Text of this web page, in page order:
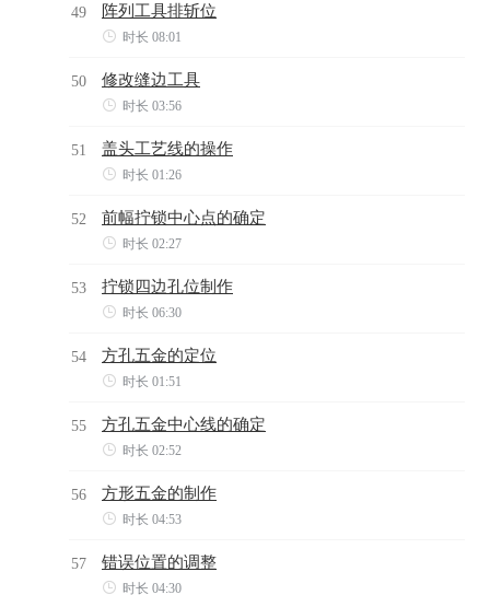
49 阵列工具排斩位
 时长 08:01
50 修改缝边工具
 时长 03:56
51 盖头工艺线的操作
 时长 01:26
52 前幅拧锁中心点的确定
 时长 02:27
53 拧锁四边孔位制作
 时长 06:30
54 方孔五金的定位
 时长 01:51
55 方孔五金中心线的确定
 时长 02:52
56 方形五金的制作
 时长 04:53
57 错误位置的调整
 时长 04:30